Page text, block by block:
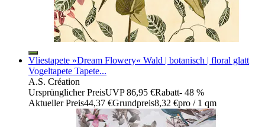
Vliestapete »Dream Flowery« Wald | botanisch | floral glatt
Vogeltapete Tapete...
A.S. Création
Ursprünglicher PreisUVP 86,95 €Rabatt- 48 %
Aktueller Preis44,37 €Grundpreis8,32 €pro / 1 qm